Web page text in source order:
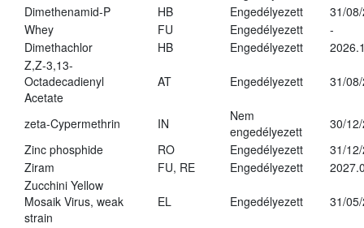
Dimethenamid-P
HB Engedélyezett
31/
Whey
FU Engedélyezett
-
Dimethachlor
HB Engedélyezett
Z,Z-3,13-
Octadecadienyl
Acetate
AT Engedélyezett 31/
zeta-Cypermethrin IN
Nem
engedélyezett
30/
Zinc phosphide
RO Engedélyezett
31/
Ziram
FU, RE Engedélyezett
Zucchini Yellow
Mosaik Virus, weak
strain
EL Engedélyezett 31/